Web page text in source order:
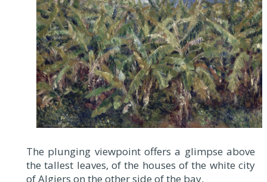
The plunging viewpoint offers a glimpse above
the tallest leaves, of the houses of the white city
of Algiers on the other side of the bay.